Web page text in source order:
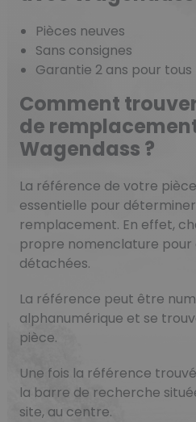
Pièces neuves
Sans consignes
Garantie 2 ans pour
Comment
de
Wagendass ?
La référence de votre
essentielle pour
remplacement. En effet,
propre nomenclature pour
détachées.
La référence peut être
alphanumérique et se
pièce.
Une fois la référence
la barre de recherche
site, au centre.